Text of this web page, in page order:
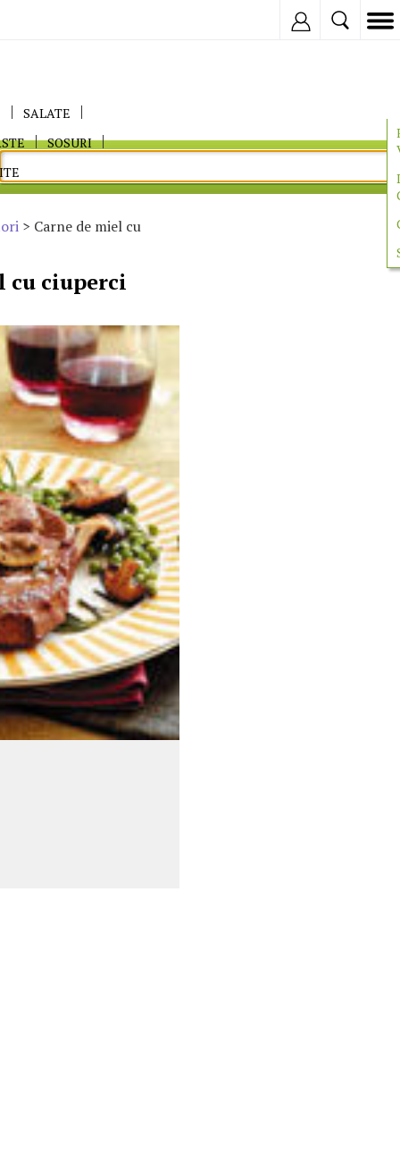
SALATE
SOSURI
> Carne de miel cu
cu ciuperci